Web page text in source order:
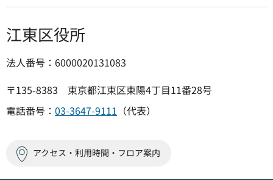
江東区役所
法人番号：6000020131083
〒135-8383 東京都江東区東陽4丁目11番28号
電話番号： 03-3647-9111 （代表）
アクセス・利用時間・フロア案内